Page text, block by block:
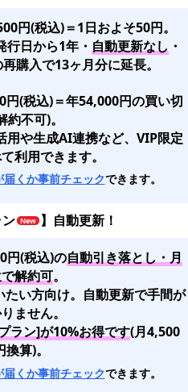
円(税込)＝1日およそ50円。
行日から1年・ 自動更新なし ・
購入で13ヶ月分に延長。
(税込)＝年54,000円の買い切
約不可)。
用や生成AI連携など、VIP限定
利用できます。
届くか事前チェックできます。
】自動更新！
円(税込)の自動引き落とし・月
解約可。
い方向け。自動更新で手間が
ません。
ラン]が10%お得です(月4,500
換算)。
届くか事前チェックできます。